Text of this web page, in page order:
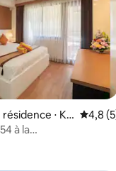
⋅ Ku
4,8
à la